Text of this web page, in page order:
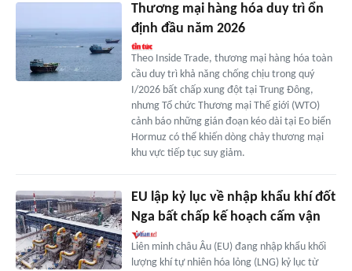
Thương mại hàng hóa duy trì ổn
định đầu năm 2026
Theo Inside Trade, thương mại hàng hóa toàn
cầu duy trì khả năng chống chịu trong quý
I/2026 bất chấp xung đột tại Trung Đông,
nhưng Tổ chức Thương mại Thế giới (WTO)
cảnh báo những gián đoạn kéo dài tại Eo biển
Hormuz có thể khiến dòng chảy thương mại
khu vực tiếp tục suy giảm.
EU lập kỷ lục về nhập khẩu khí đốt
Nga bất chấp kế hoạch cấm vận
Liên minh châu Âu (EU) đang nhập khẩu khối
lượng khí tự nhiên hóa lỏng (LNG) kỷ lục từ